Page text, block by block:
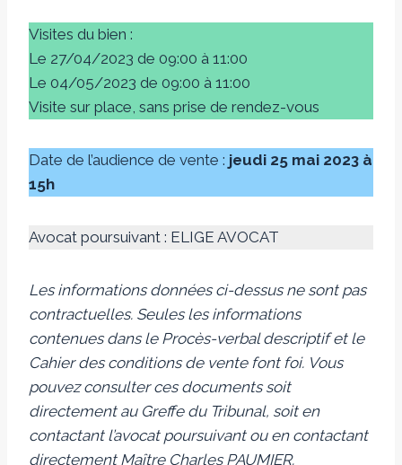
Visites du bien :
Le 27/04/2023 de 09:00 à 11:00
Le 04/05/2023 de 09:00 à 11:00
Visite sur place, sans prise de rendez-vous
Date de l’audience de vente : jeudi 25 mai 2023 à
15h
Avocat poursuivant : ELIGE AVOCAT
Les informations données ci-dessus ne sont pas
contractuelles. Seules les informations
contenues dans le Procès-verbal descriptif et le
Cahier des conditions de vente font foi. Vous
pouvez consulter ces documents soit
directement au Greffe du Tribunal, soit en
contactant l’avocat poursuivant ou en contactant
directement Maître Charles PAUMIER.